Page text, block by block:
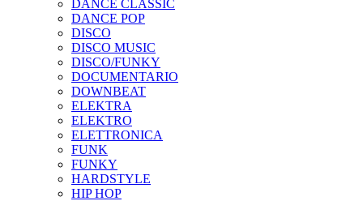
DANCE CLASSIC
DANCE POP
DISCO
DISCO MUSIC
DISCO/FUNKY
DOCUMENTARIO
DOWNBEAT
ELEKTRA
ELEKTRO
ELETTRONICA
FUNK
FUNKY
HARDSTYLE
HIP HOP